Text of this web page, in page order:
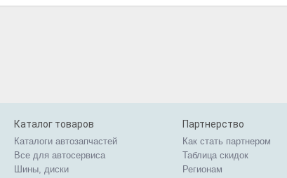
Каталог товаров
Каталоги автозапчастей
Все для автосервиса
Шины, диски
Партнерство
Как стать партнером
Таблица скидок
Регионам